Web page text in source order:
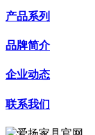
产品系列
品牌简介
企业动态
联系我们